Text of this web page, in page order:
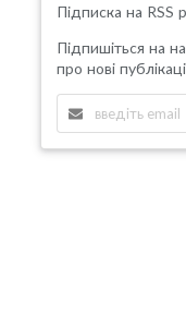
Підписка на RSS
Підпишіться на
про нові